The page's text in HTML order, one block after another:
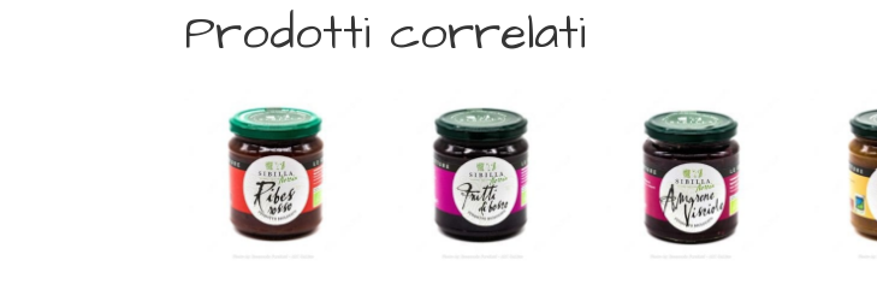
Prodotti correlati